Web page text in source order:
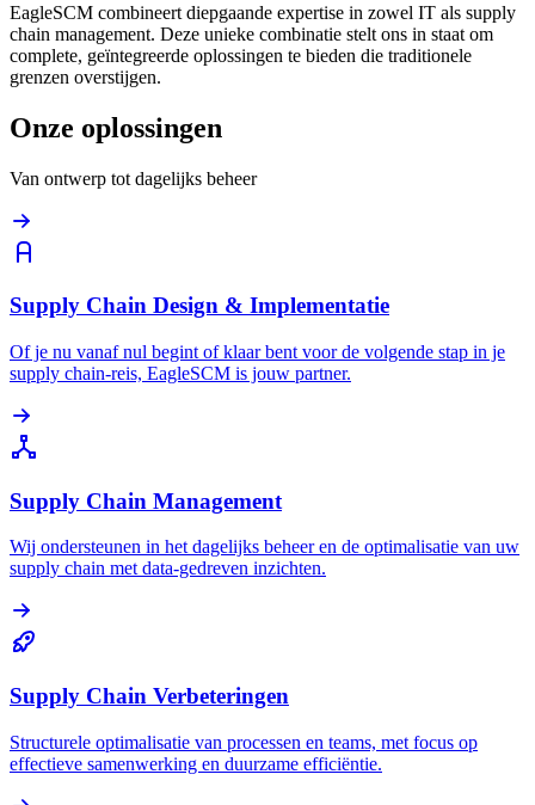
EagleSCM combineert diepgaande expertise in zowel IT als supply
chain management. Deze unieke combinatie stelt ons in staat om
complete, geïntegreerde oplossingen te bieden die traditionele
grenzen overstijgen.
Onze oplossingen
Van ontwerp tot dagelijks beheer
Supply Chain Design & Implementatie
Of je nu vanaf nul begint of klaar bent voor de volgende stap in je
supply chain-reis, EagleSCM is jouw partner.
Supply Chain Management
Wij ondersteunen in het dagelijks beheer en de optimalisatie van uw
supply chain met data-gedreven inzichten.
Supply Chain Verbeteringen
Structurele optimalisatie van processen en teams, met focus op
effectieve samenwerking en duurzame efficiëntie.